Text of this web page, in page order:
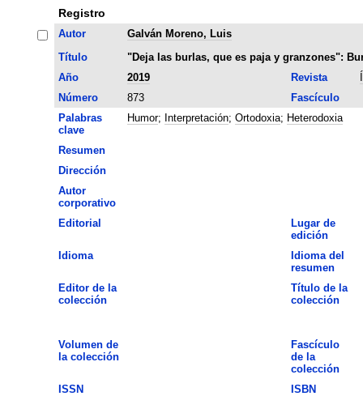
Registro
Autor
Galván Moreno, Luis
Título
"Deja las burlas, que es paja y granzones":
Año
2019 Revista
Número
873
Fascículo
Palabras
clave
Humor; Interpretación; Ortodoxia; Heterodoxia
Resumen
Dirección
Autor
corporativo
Editorial
Lugar de
edición
Idioma
Idioma del
resumen
Editor de la
colección
Título de la
colección
Volumen de
la colección
Fascículo
de la
colección
ISSN
ISBN